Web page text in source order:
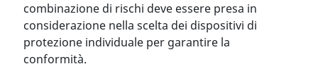
combinazione di rischi deve essere presa in
considerazione nella scelta dei dispositivi di
protezione individuale per garantire la
conformità.